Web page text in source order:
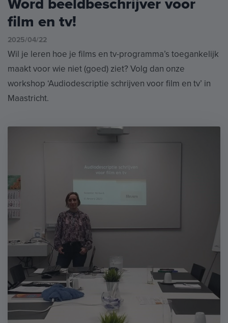
film en tv!
2025/04/22
Wil je leren hoe je films en tv-programma’s toegankelijk
maakt voor wie niet (goed) ziet? Volg dan onze
workshop ‘Audiodescriptie schrijven voor film en tv’ in
Maastricht.